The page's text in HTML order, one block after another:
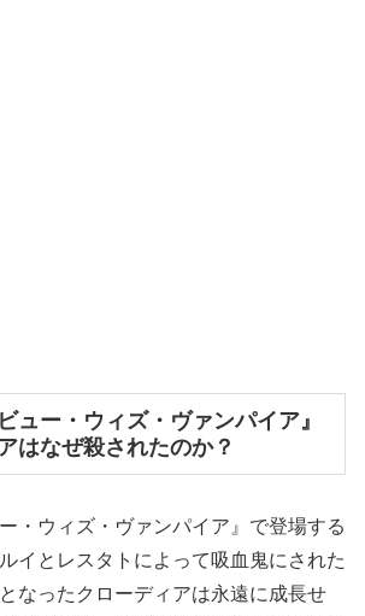
ュー・ウィズ・ヴァンパイア』
はなぜ殺されたのか？
・ウィズ・ヴァンパイア』で登場する
イとレスタトによって吸血鬼にされた
なったクローディアは永遠に成長せ